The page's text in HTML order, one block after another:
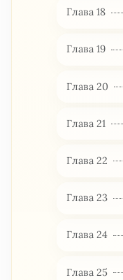
Глава 18
Глава 19
Глава 20
Глава 21
Глава 22
Глава 23
Глава 24
Глава 25